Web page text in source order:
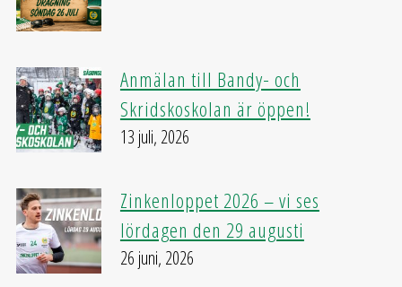
Anmälan till Bandy- och
Skridskoskolan är öppen!
13 juli, 2026
Zinkenloppet 2026 – vi ses
lördagen den 29 augusti
26 juni, 2026